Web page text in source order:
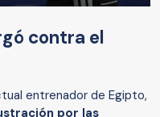
contra el
entrenador de Egipto,
por las